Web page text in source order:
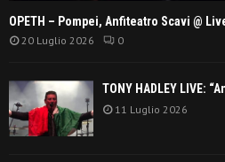
OPETH – Pompei, Anfiteatro Scavi @
20 Luglio 2026 0
TONY HADLEY LIVE:
11 Luglio 2026